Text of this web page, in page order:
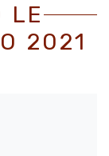
LE
2021